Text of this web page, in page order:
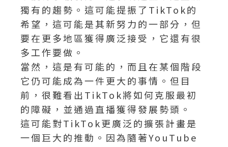
獨有的趨勢。這可能提振了TikTok的
希望，這可能是其新努力的一部分，但
要在更多地區獲得廣泛接受，它還有很
多工作要做。
當然，這是有可能的，而且在某個階段
它仍可能成為一件更大的事情。但目
前，很難看出TikTok將如何克服最初
的障礙，並通過直播獲得發展勢頭。
這可能對TikTok更廣泛的擴張計畫是
一個巨大的推動。因為隨著YouTube